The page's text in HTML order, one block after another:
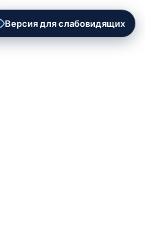
Версия для слабовидящих